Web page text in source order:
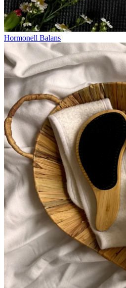
Hormonell Balans